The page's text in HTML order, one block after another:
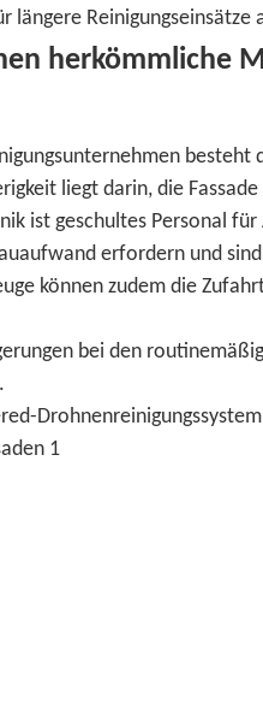
längere Reinigungseinsätze
herkömmliche
liegt darin, die
ist geschultes Personal
erfordern und
können zudem die
bei den